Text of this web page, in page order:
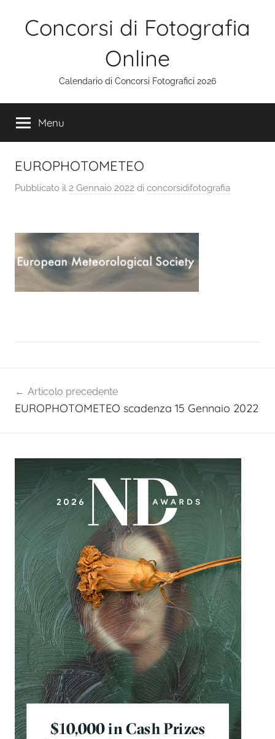
Concorsi di Fotografia
Online
Calendario di Concorsi Fotografici 2026
Menu
EUROPHOTOMETEO
Pubblicato il 2 Gennaio 2022 di concorsidifotografia
articoli
Articolo precedente
EUROPHOTOMETEO scadenza 15 Gennaio 2022